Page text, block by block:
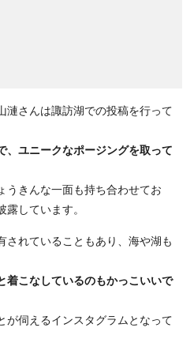
漣さんは諏訪湖での投稿を行って
、ユニークなポージングを取って
うきんな一面も持ち合わせてお
しています。
されていることもあり、海や湖も
着こなしているのもかっこいいで
が伺えるインスタグラムとなって